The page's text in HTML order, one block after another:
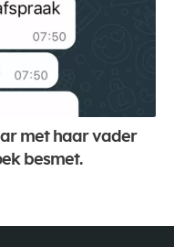
met haar vader
besmet.